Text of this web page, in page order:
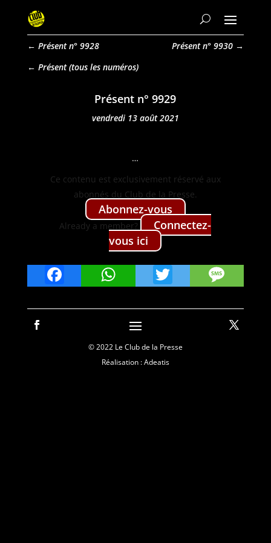
← Présent n° 9928 Présent n° 9930 →
Présent
Présent n° 9929
vendredi 13 août 2021
…
Ce con­tenu est exclu­sive­ment réservé aux
abon­nés du Club de la Presse.
Abon­nez-vous
Already a mem­ber?
Con­nectez-
vous ici
FacebookWhatsApp
Twitter
© 2022 Le Club de la Presse
Réalisation : Adeatis